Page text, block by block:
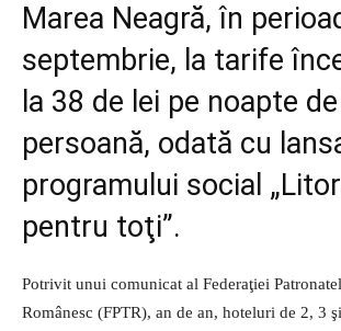
Marea Neagră, în
septembrie, la tarife
la 38 de lei pe noapte de
persoană, odată cu
programului social
pentru toţi”.
Potrivit unui comunicat al Federaţiei
Românesc (FPTR), an de an, hoteluri de 2, 3